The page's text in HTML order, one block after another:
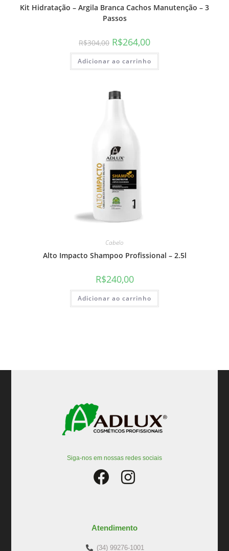
Kit Hidratação – Argila Branca Cachos Manutenção – 3
Passos
R$304,00 R$264,00
Adicionar ao carrinho
Cabelo
Alto Impacto Shampoo Profissional – 2.5l
R$240,00
Adicionar ao carrinho
Siga-nos em nossas redes sociais
Atendimento
(34) 99276-1001